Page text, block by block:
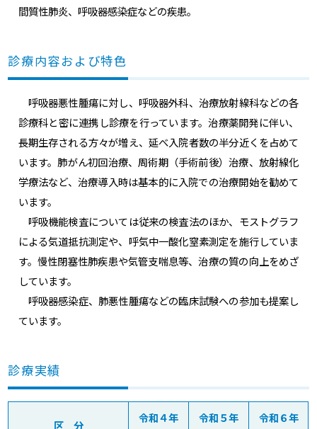
間質性肺炎、呼吸器感染症などの疾患。
診療内容および特色
呼吸器悪性腫瘍に対し、呼吸器外科、治療放射線科などの各
診療科と密に連携し診療を行っています。治療薬開発に伴い、
長期生存される方々が増え、延べ入院者数の半分近くを占めて
います。肺がん初回治療、周術期（手術前後）治療、放射線化
学療法など、治療導入時は基本的に入院での治療開始を勧めて
います。
呼吸機能検査については従来の検査法のほか、モストグラフ
による気道抵抗測定や、呼気中一酸化窒素測定を施行していま
す。慢性閉塞性肺疾患や気管支喘息等、治療の質の向上をめざ
しています。
呼吸器感染症、肺悪性腫瘍などの臨床試験への参加も提案し
ています。
診療実績
区 分
令和４年
令和５年
令和６年